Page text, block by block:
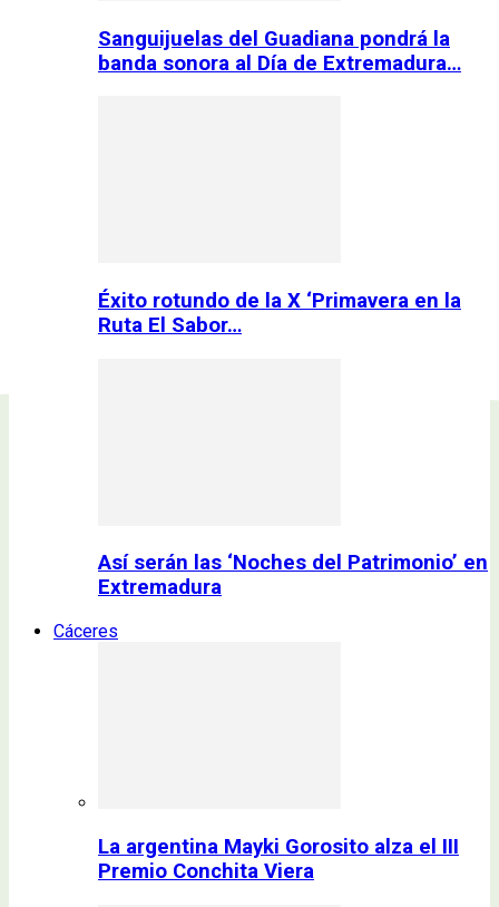
Sanguijuelas del Guadiana pondrá la
banda sonora al Día de Extremadura…
Éxito rotundo de la X ‘Primavera en la
Ruta El Sabor…
Así serán las ‘Noches del Patrimonio’ en
Extremadura
Cáceres
La argentina Mayki Gorosito alza el III
Premio Conchita Viera